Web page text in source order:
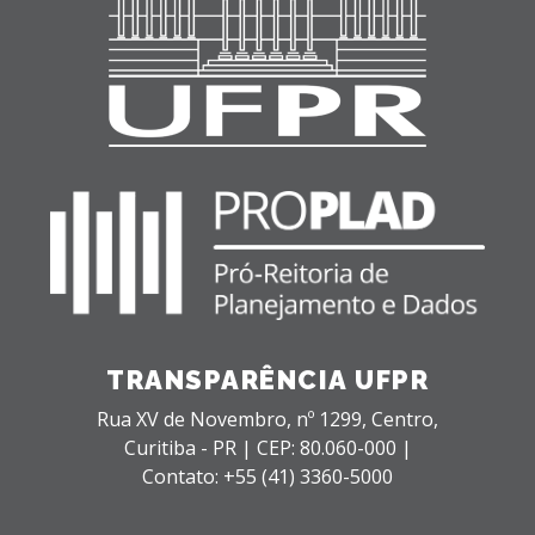
TRANSPARÊNCIA UFPR
Rua XV de Novembro, nº 1299, Centro,
Curitiba - PR | CEP: 80.060-000 |
Contato: +55 (41) 3360-5000